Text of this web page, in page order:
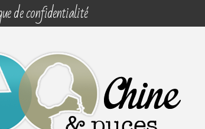
de confidentialité